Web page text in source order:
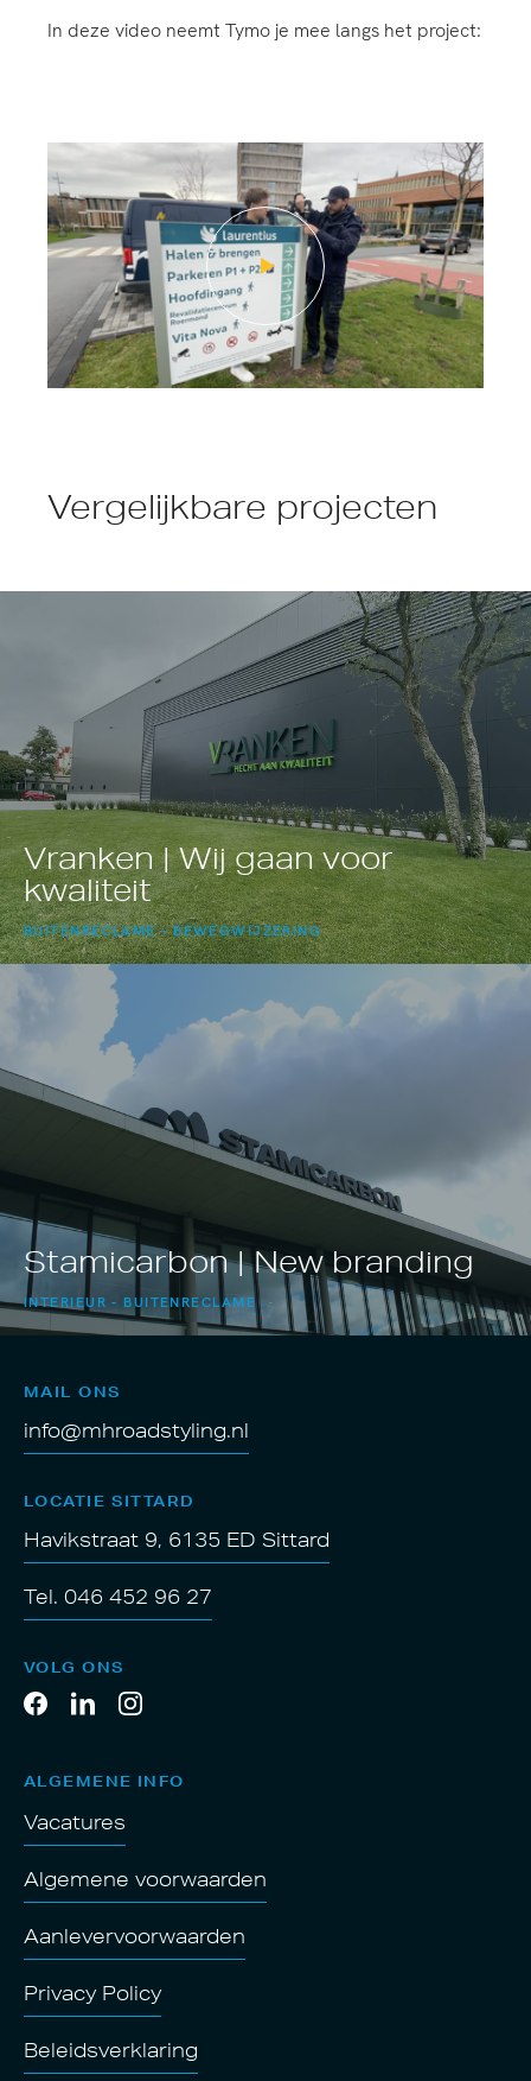
In deze video neemt Tymo je mee langs het project:
Play
01:43
Enter
Vergelijkbare projecten
Vranken | Wij gaan voor
kwaliteit
BUITENRECLAME BEWEGWIJZERING
Stamicarbon | New branding
INTERIEUR BUITENRECLAME
MAIL ONS
info@mhroadstyling.nl
LOCATIE SITTARD
Havikstraat 9, 6135 ED Sittard
Tel. 046 452 96 27
VOLG ONS
ALGEMENE INFO
Vacatures
Algemene voorwaarden
Aanlevervoorwaarden
Privacy Policy
Beleidsverklaring